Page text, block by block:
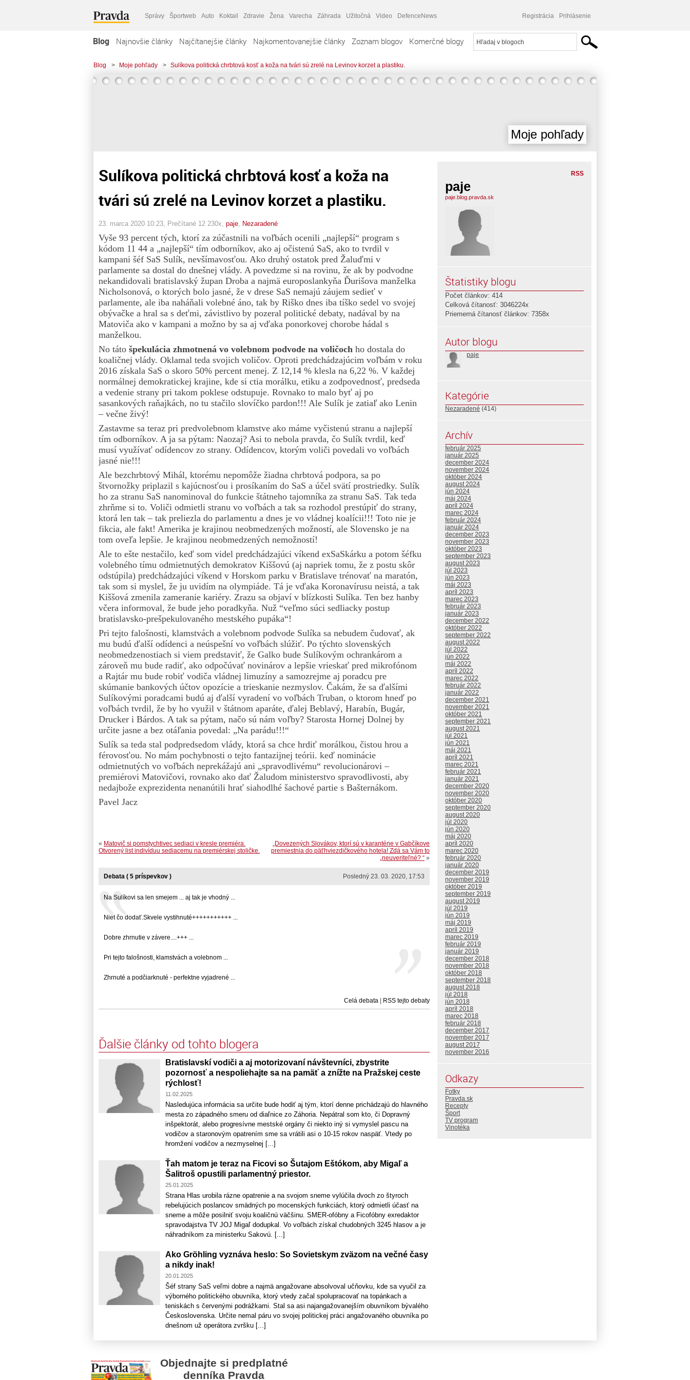
Správy Športweb Auto Koktail Zdravie Žena Varecha Záhrada Užitočná Video DefenceNews Registrácia Prihlásenie
Blog Najnovšie články Najčítanejšie články Najkomentovanejšie články Zoznam blogov Komerčné blogy
Blog > Moje pohľady > Sulíkova politická chrbtová kosť a koža na tvári sú zrelé na Levinov korzet a plastiku.
Moje pohľady
Sulíkova politická chrbtová kosť a koža na
tvári sú zrelé na Levinov korzet a plastiku.
23. marca 2020 10:23 , Prečítané 12 230x, paje Nezaradené
Vyše 93 percent tých, ktorí za zúčastnili na voľbách ocenili „najlepší“ program s
kódom 11 44 a „najlepší“ tím odborníkov, ako aj očistenú SaS, ako to tvrdil v
kampani šéf SaS Sulík, nevšímavosťou. Ako druhý ostatok pred Žaluďmi v
parlamente sa dostal do dnešnej vlády. A povedzme si na rovinu, že ak by podvodne
nekandidovali bratislavský župan Droba a najmä europoslankyňa Ďurišova manželka
Nicholsonová, o ktorých bolo jasné, že v drese SaS nemajú záujem sedieť v
parlamente, ale iba naháňali volebné áno, tak by Riško dnes iba tíško sedel vo svojej
obývačke a hral sa s deťmi, závistlivo by pozeral politické debaty, nadával by na
Matoviča ako v kampani a možno by sa aj vďaka ponorkovej chorobe hádal s
manželkou.
No táto špekulácia zhmotnená vo volebnom podvode na voličoch ho dostala do
koaličnej vlády. Oklamal teda svojich voličov. Oproti predchádzajúcim voľbám v roku
2016 získala SaS o skoro 50% percent menej. Z 12,14 % klesla na 6,22 %. V každej
normálnej demokratickej krajine, kde si ctia morálku, etiku a zodpovednosť, predseda
a vedenie strany pri takom poklese odstupuje. Rovnako to malo byť aj po
sasankových raňajkách, no tu stačilo slovíčko pardon!!! Ale Sulík je zatiaľ ako Lenin
– večne živý!
Zastavme sa teraz pri predvolebnom klamstve ako máme vyčistenú stranu a najlepší
tím odborníkov. A ja sa pýtam: Naozaj? Asi to nebola pravda, čo Sulík tvrdil, keď
musí využívať odídencov zo strany. Odídencov, ktorým voliči povedali vo voľbách
jasné nie!!!
Ale bezchrbtový Mihál, ktorému nepomôže žiadna chrbtová podpora, sa po
štvornožky priplazil s kajúcnosťou i prosíkaním do SaS a účel svätí prostriedky. Sulík
ho za stranu SaS nanominoval do funkcie štátneho tajomníka za stranu SaS. Tak teda
zhrňme si to. Voliči odmietli stranu vo voľbách a tak sa rozhodol prestúpiť do strany,
ktorá len tak – tak preliezla do parlamentu a dnes je vo vládnej koalícii!!! Toto nie je
fikcia, ale fakt! Amerika je krajinou neobmedzených možností, ale Slovensko je na
tom oveľa lepšie. Je krajinou neobmedzených nemožností!
Ale to ešte nestačilo, keď som videl predchádzajúci víkend exSaSkárku a potom šéfku
volebného tímu odmietnutých demokratov Kiššovú (aj napriek tomu, že z postu skôr
odstúpila) predchádzajúci víkend v Horskom parku v Bratislave trénovať na maratón,
tak som si myslel, že ju uvidím na olympiáde. Tá je vďaka Koronavírusu neistá, a tak
Kiššová zmenila zameranie kariéry. Zrazu sa objaví v blízkosti Sulíka. Ten bez hanby
včera informoval, že bude jeho poradkyňa. Nuž “veľmo súci sedliacky postup
bratislavsko-prešpekulovaného mestského pupáka“!
Pri tejto falošnosti, klamstvách a volebnom podvode Sulíka sa nebudem čudovať, ak
mu budú ďalší odídenci a neúspešní vo voľbách slúžiť. Po týchto slovenských
neobmedzenostiach si viem predstaviť, že Galko bude Sulíkovým ochrankárom a
zároveň mu bude radiť, ako odpočúvať novinárov a lepšie vrieskať pred mikrofónom
a Rajtár mu bude robiť vodiča vládnej limuzíny a samozrejme aj poradcu pre
skúmanie bankových účtov opozície a trieskanie nezmyslov. Čakám, že sa ďalšími
Sulíkovými poradcami budú aj ďalší vyradení vo voľbách Truban, o ktorom hneď po
voľbách tvrdil, že by ho využil v štátnom aparáte, ďalej Beblavý, Harabín, Bugár,
Drucker i Bárdos. A tak sa pýtam, načo sú nám voľby? Starosta Hornej Dolnej by
určite jasne a bez otáľania povedal: „Na parádu!!!“
Sulík sa teda stal podpredsedom vlády, ktorá sa chce hrdiť morálkou, čistou hrou a
férovosťou. No mám pochybnosti o tejto fantazijnej teórii. keď nominácie
odmietnutých vo voľbách neprekážajú ani „spravodlivému“ revolucionárovi –
premiérovi Matovičovi, rovnako ako dať Žaludom ministerstvo spravodlivosti, aby
nedajbože exprezidenta nenanútili hrať siahodlhé šachové partie s Bašternákom.
Pavel Jacz
„Dovezených Slovákov, ktorí sú v karanténe v Gabčíkove
premiestnia do päťhviezdičkového hotela! Zdá sa Vám to
„neuveriteľné? “ »
« Matovič si pomstychtivec sediaci v kresle premiéra.
Otvorený list indivíduu sediacemu na premiérskej stoličke.
Posledný 23. 03. 2020, 17:53
Debata ( 5 príspevkov )
Na Sulíkovi sa len smejem ... aj tak je vhodný ...
Niet čo dodať.Skvele vystihnuté+++++++++++ ...
Dobre zhrnutie v závere....+++ ...
Pri tejto falošnosti, klamstvách a volebnom ...
Zhrnuté a podčiarknuté - perfektne vyjadrené ...
Celá debata | RSS tejto debaty
Ďalšie články od tohto blogera
Bratislavskí vodiči a aj motorizovaní návštevníci, zbystrite
pozornosť a nespoliehajte sa na pamäť a znížte na Pražskej ceste
rýchlosť!
11.02.2025
Nasledujúca informácia sa určite bude hodiť aj tým, ktorí denne prichádzajú do hlavného
mesta zo západného smeru od diaľnice zo Záhoria. Nepátral som kto, či Dopravný
inšpektorát, alebo progresívne mestské orgány či niekto iný si vymyslel pascu na
vodičov a staronovým opatrením sme sa vrátili asi o 10-15 rokov naspäť. Vtedy po
hromžení vodičov a nezmyselnej [...]
Ťah matom je teraz na Ficovi so Šutajom Eštókom, aby Migaľ a
Šalitroš opustili parlamentný priestor.
25.01.2025
Strana Hlas urobila rázne opatrenie a na svojom sneme vylúčila dvoch zo štyroch
rebelujúcich poslancov smädných po mocenských funkciách, ktorý odmietli účasť na
sneme a môže posilniť svoju koaličnú väčšinu. SMER-ofóbny a Ficofóbny exredaktor
spravodajstva TV JOJ Migaľ dodupkal. Vo voľbách získal chudobných 3245 hlasov a je
náhradníkom za ministerku Sakovú. [...]
Ako Gröhling vyznáva heslo: So Sovietskym zväzom na večné časy
a nikdy inak!
20.01.2025
Šéf strany SaS veľmi dobre a najmä angažovane absolvoval učňovku, kde sa vyučil za
výborného politického obuvníka, ktorý vtedy začal spolupracovať na topánkach a
teniskách s červenými podrážkami. Stal sa asi najangažovanejším obuvníkom bývalého
Československa. Určite nemal páru vo svojej politickej práci angažovaného obuvníka po
dnešnom už operátora zvršku [...]
RSS
paje
paje.blog.pravda.sk
Štatistiky blogu
Počet článkov: 414
Celková čítanosť: 3046224x
Priemerná čítanosť článkov: 7358x
Autor blogu
paje
Kategórie
Nezaradené (414)
Archív
február 2025
január 2025
december 2024
november 2024
október 2024
august 2024
jún 2024
máj 2024
apríl 2024
marec 2024
február 2024
január 2024
december 2023
november 2023
október 2023
september 2023
august 2023
júl 2023
jún 2023
máj 2023
apríl 2023
marec 2023
február 2023
január 2023
december 2022
október 2022
september 2022
august 2022
júl 2022
jún 2022
máj 2022
apríl 2022
marec 2022
február 2022
január 2022
december 2021
november 2021
október 2021
september 2021
august 2021
júl 2021
jún 2021
máj 2021
apríl 2021
marec 2021
február 2021
január 2021
december 2020
november 2020
október 2020
september 2020
august 2020
júl 2020
jún 2020
máj 2020
apríl 2020
marec 2020
február 2020
január 2020
december 2019
november 2019
október 2019
september 2019
august 2019
júl 2019
jún 2019
máj 2019
apríl 2019
marec 2019
február 2019
január 2019
december 2018
november 2018
október 2018
september 2018
august 2018
júl 2018
jún 2018
apríl 2018
marec 2018
február 2018
december 2017
november 2017
august 2017
november 2016
Odkazy
Fotky
Pravda.sk
Recepty
Šport
TV program
Vinotéka
Objednajte si predplatné
denníka Pravda